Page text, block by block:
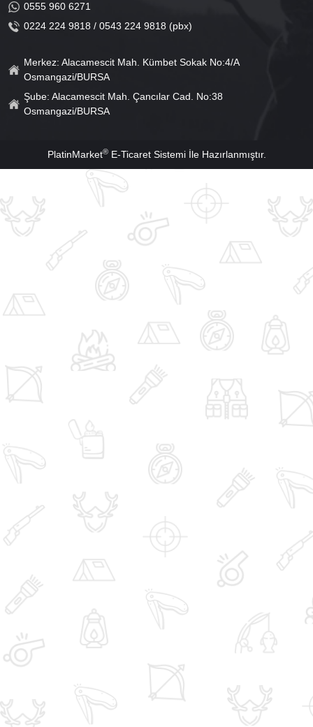
0555 960 6271
0224 224 9818 / 0543 224 9818 (pbx)
Merkez: Alacamescit Mah. Kümbet Sokak No:4/A
Osmangazi/BURSA
Şube: Alacamescit Mah. Çancılar Cad. No:38
Osmangazi/BURSA
PlatinMarket®E-Ticaret Sistemiİle Hazırlanmıştır.